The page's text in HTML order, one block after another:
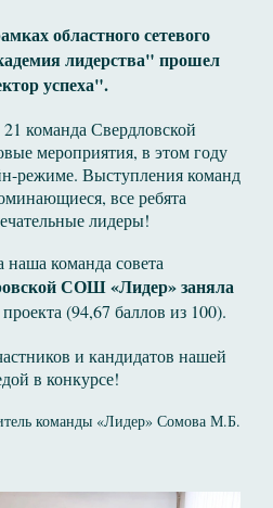
областного сетевого
лидерства" прошел
успеха".
команда Свердловской
мероприятия, в этом году
режиме. Выступления команд
все ребята
лидеры!
наша команда совета
СОШ «Лидер» заняла
проекта (94,67 баллов из 100).
и кандидатов нашей
в конкурсе!
команды «Лидер» Сомова М.Б.